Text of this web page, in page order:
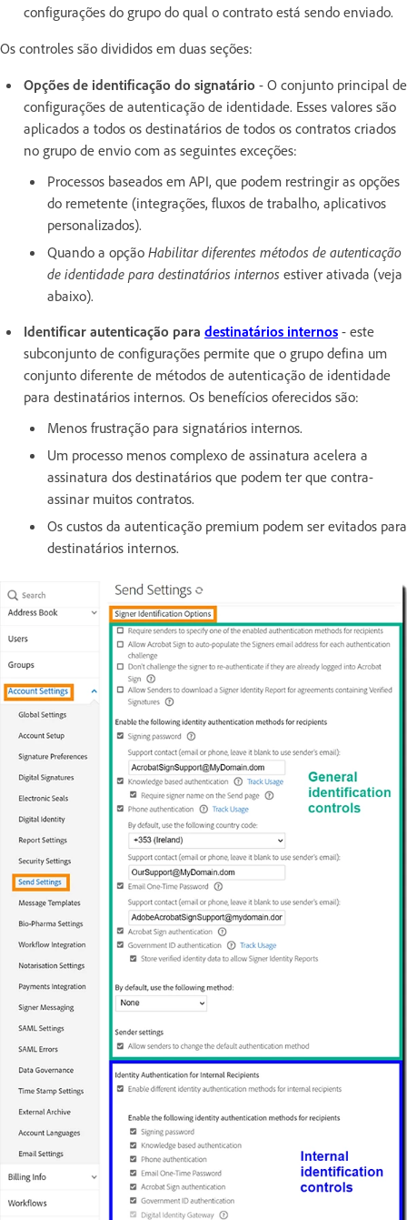
configurações do grupo do qual o contrato está sendo enviado.
Os controles são divididos em duas seções:
Opções de identificação do signatário - O conjunto principal de
configurações de autenticação de identidade. Esses valores são
aplicados a todos os destinatários de todos os contratos criados
no grupo de envio com as seguintes exceções:
Processos baseados em API, que podem restringir as opções
do remetente (integrações, fluxos de trabalho, aplicativos
personalizados).
Quando a opção Habilitar diferentes métodos de autenticação
de identidade para destinatários internos estiver ativada (veja
abaixo).
Identificar autenticação para destinatários internos - este
subconjunto de configurações permite que o grupo defina um
conjunto diferente de métodos de autenticação de identidade
para destinatários internos. Os benefícios oferecidos são:
Menos frustração para signatários internos.
Um processo menos complexo de assinatura acelera a
assinatura dos destinatários que podem ter que contra-
assinar muitos contratos.
Os custos da autenticação premium podem ser evitados para
destinatários internos.